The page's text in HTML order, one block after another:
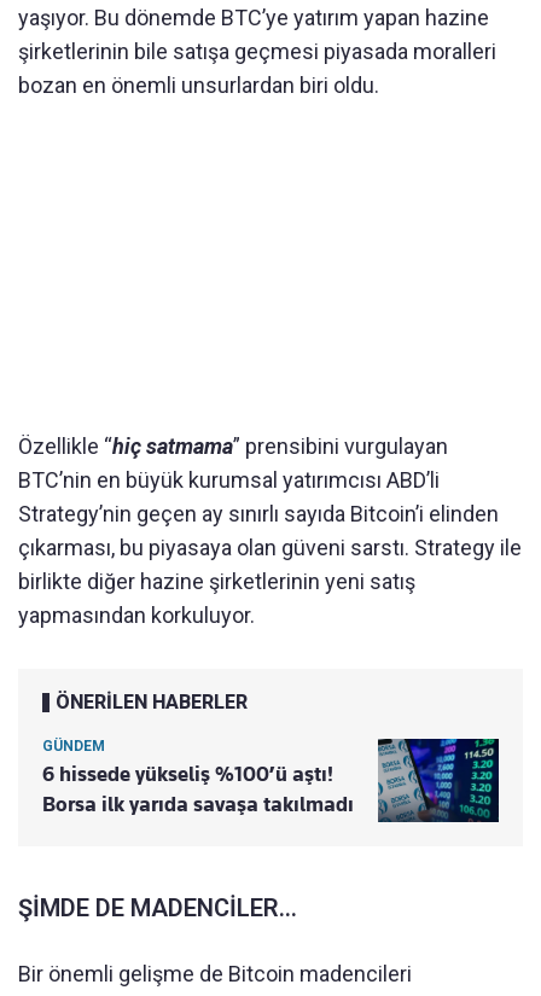
yaşıyor. Bu dönemde BTC’ye yatırım yapan hazine
şirketlerinin bile satışa geçmesi piyasada moralleri
bozan en önemli unsurlardan biri oldu.
Özellikle “hiç satmama” prensibini vurgulayan
BTC’nin en büyük kurumsal yatırımcısı ABD’li
Strategy’nin geçen ay sınırlı sayıda Bitcoin’i elinden
çıkarması, bu piyasaya olan güveni sarstı. Strategy ile
birlikte diğer hazine şirketlerinin yeni satış
yapmasından korkuluyor.
ÖNERİLEN HABERLER
GÜNDEM
6 hissede yükseliş %100’ü aştı!
Borsa ilk yarıda savaşa takılmadı
ŞİMDE DE MADENCİLER…
Bir önemli gelişme de Bitcoin madencileri